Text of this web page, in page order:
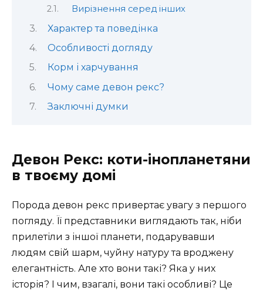
Вирізнення серед інших
Характер та поведінка
Особливості догляду
Корм і харчування
Чому саме девон рекс?
Заключні думки
Девон Рекс: коти-інопланетяни
в твоєму домі
Порода девон рекс привертає увагу з першого
погляду. Її представники виглядають так, ніби
прилетіли з іншої планети, подарувавши
людям свій шарм, чуйну натуру та вроджену
елегантність. Але хто вони такі? Яка у них
історія? І чим, взагалі, вони такі особливі? Це